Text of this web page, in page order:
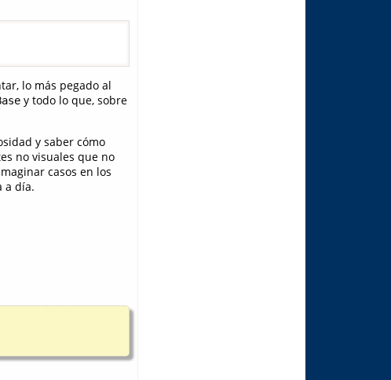
lo más pegado al
y todo lo que, sobre
y saber cómo
no visuales que no
casos en los
a día.